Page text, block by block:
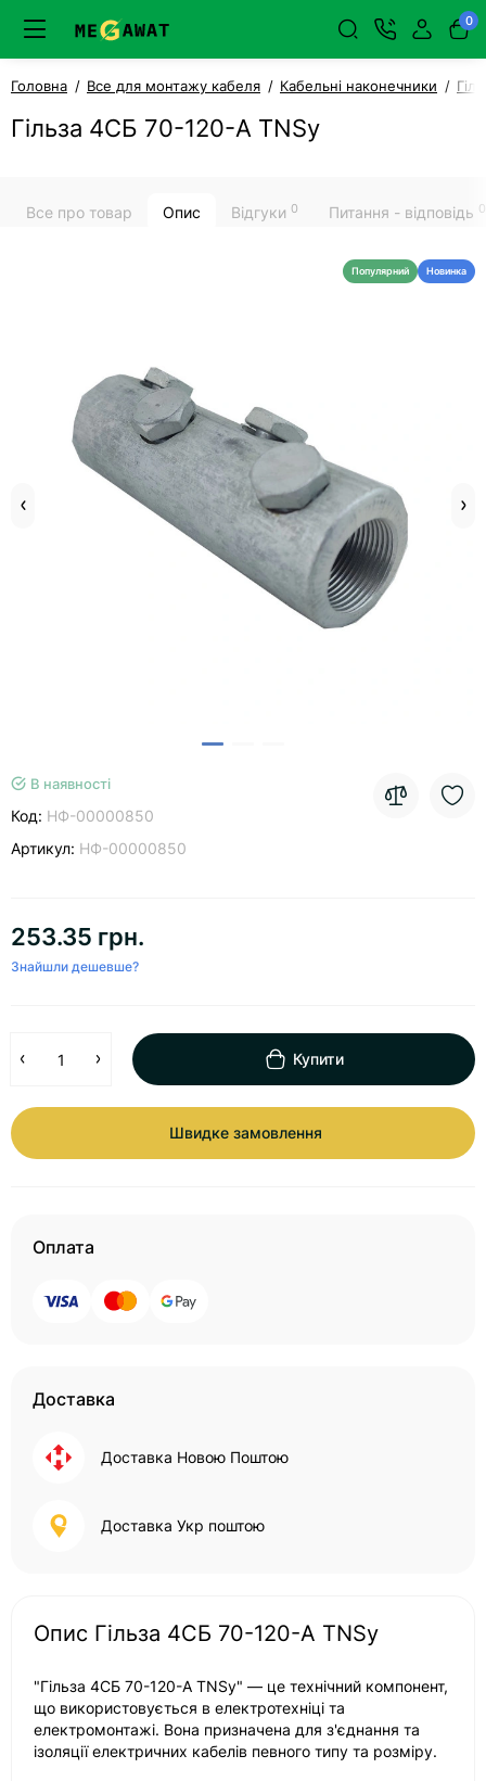
0
Головна Все для монтажу кабеля Кабельні наконечники
Гільза 4СБ 70-120-А TNSy
Все про товар Опис Відгуки 0 Питання - відповідь 0
Популярний Новинка
В наявності
Код: НФ-00000850
Артикул: НФ-00000850
253.35 грн.
Знайшли дешевше?
Купити
Швидке замовлення
Оплата
Доставка
Доставка Новою Поштою
Доставка Укр поштою
Опис Гільза 4СБ 70-120-А TNSy
"Гільза 4СБ 70-120-А TNSy" — це технічний компонент,
що використовується в електротехніці та
електромонтажі. Вона призначена для з'єднання та
ізоляції електричних кабелів певного типу та розміру.